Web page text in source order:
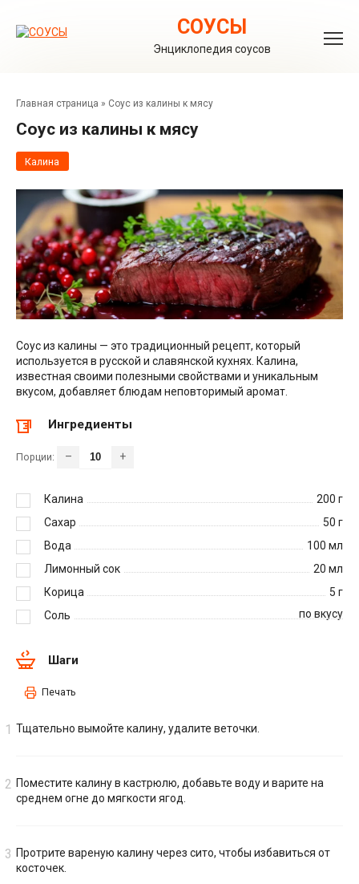
контенту
СОУСЫ
Энциклопедия соусов
Главная страница » Соус из калины к мясу
Соус из калины к мясу
Калина
Соус из калины — это традиционный рецепт, который
используется в русской и славянской кухнях. Калина,
известная своими полезными свойствами и уникальным
вкусом, добавляет блюдам неповторимый аромат.
Ингредиенты
Порции: – +
Калина 200 г
Сахар
50 г
Вода
100 мл
Лимонный сок
20 мл
Корица
5 г
Соль
по вкусу
Шаги
Печать
Тщательно вымойте калину, удалите веточки.
Поместите калину в кастрюлю, добавьте воду и варите на
среднем огне до мягкости ягод.
Протрите вареную калину через сито, чтобы избавиться от
косточек.